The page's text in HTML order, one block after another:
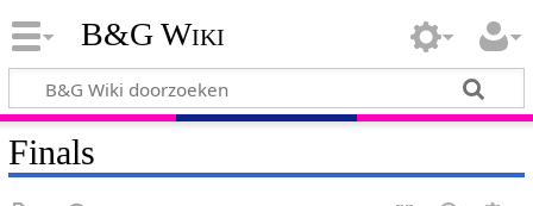
B&G Wiki
Finals